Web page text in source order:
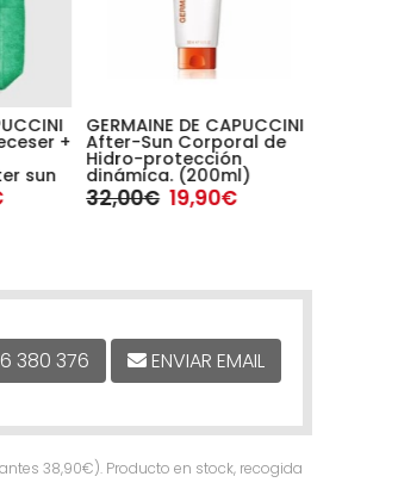
38,90€). Producto en stock, recogida
+
sun
GERMAINE DE CAPUCCINI
After-Sun Corporal de
Hidro-protección
dinámica. (200ml)
32,00€ 19,90€
380 376 ENVIAR EMAIL